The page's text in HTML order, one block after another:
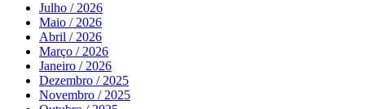
Julho / 2026
Maio / 2026
Abril / 2026
Março / 2026
Janeiro / 2026
Dezembro / 2025
Novembro / 2025